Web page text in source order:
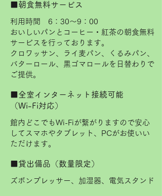
■朝食無料サービス
利用時間 6：30～9：00
おいしいパンとコーヒー・紅茶の朝食無料
サービスを行っております。
クロワッサン、ライ麦パン、くるみパン、
バターロール、黒ゴマロールを日替わりで
ご提供。
■全室インターネット接続可能
（Wi-Fi対応）
​ 館内どこでもWi-Fiが繋がりますので安心
してスマホやタブレット、PCがお使いい
ただけます。
■貸出備品（数量限定）
ズボンプレッサー、加湿器、電気スタンド